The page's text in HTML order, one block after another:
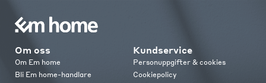
Om oss
Om Em home
Bli Em home-handlare
Kundservice
Personuppgifter & cookies
Cookiepolicy